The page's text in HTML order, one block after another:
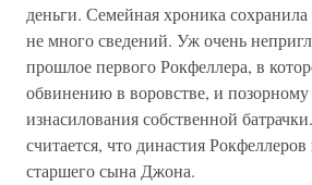
деньги. Семейная хроника сохранила
не много сведений. Уж очень
прошлое первого Рокфеллера, в
обвинению в воровстве, и
изнасилования собственной
считается, что династия Рокфеллеров
старшего сына Джона.